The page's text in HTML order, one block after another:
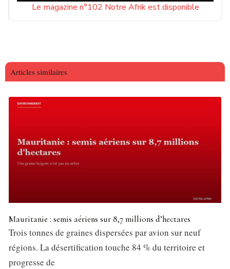
Le magazine n°102 Notre Afrik est disponible
Articles similaires
Mauritanie : semis aériens sur 8,7 millions d’hectares
Trois tonnes de graines dispersées par avion sur neuf
régions. La désertification touche 84 % du territoire et
progresse de